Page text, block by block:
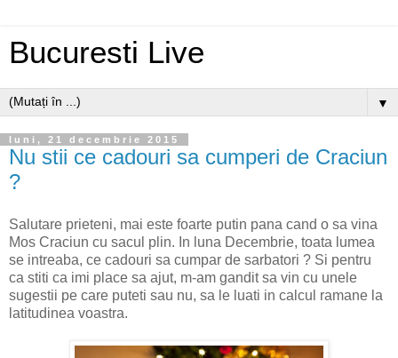
Bucuresti Live
▼
luni, 21 decembrie 2015
Nu stii ce cadouri sa cumperi de Craciun
?
Salutare prieteni, mai este foarte putin pana cand o sa vina
Mos Craciun cu sacul plin. In luna Decembrie, toata lumea
se intreaba, ce cadouri sa cumpar de sarbatori ? Si pentru
ca stiti ca imi place sa ajut, m-am gandit sa vin cu unele
sugestii pe care puteti sau nu, sa le luati in calcul ramane la
latitudinea voastra.